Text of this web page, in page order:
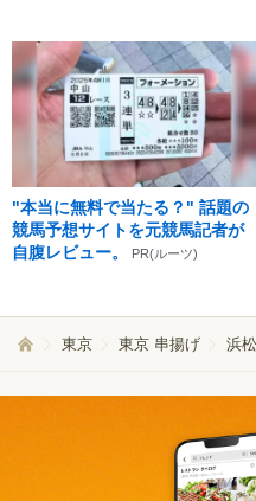
"本当に無料で当たる？" 話題の
競馬予想サイトを元競馬記者が
自腹レビュー。
PR(ルーツ)
東京 東京 串揚げ 浜